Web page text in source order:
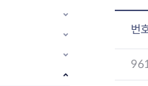
문화체육소식
번